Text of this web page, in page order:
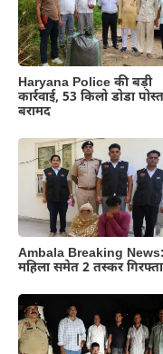
Haryana Police की बड़ी
कार्रवाई, 53 किलो डोडा पोस्त
बरामद
Ambala Breaking News:
महिला समेत 2 तस्कर